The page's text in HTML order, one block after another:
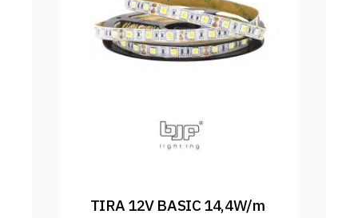
TIRA 12V BASIC 14,4W/m